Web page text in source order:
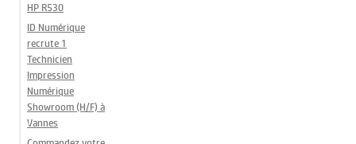
HP R530
ID Numérique
recrute 1
Technicien
Impression
Numérique
Showroom (H/F) à
Vannes